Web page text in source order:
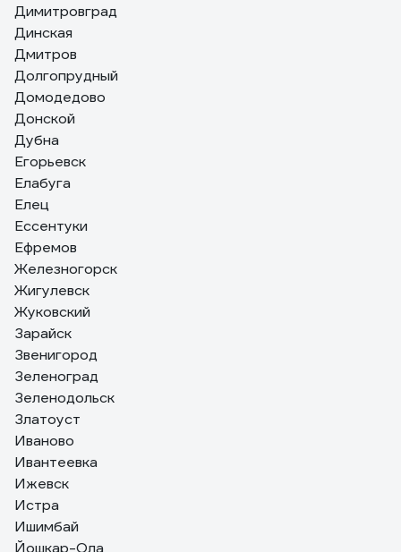
Димитровград
Динская
Дмитров
Долгопрудный
Домодедово
Донской
Дубна
Егорьевск
Елабуга
Елец
Ессентуки
Ефремов
Железногорск
Жигулевск
Жуковский
Зарайск
Звенигород
Зеленоград
Зеленодольск
Златоуст
Иваново
Ивантеевка
Ижевск
Истра
Ишимбай
Йошкар-Ола